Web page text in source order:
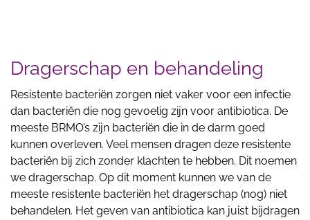
Dragerschap en behandeling
Resistente bacteriën zorgen niet vaker voor een infectie
dan bacteriën die nog gevoelig zijn voor antibiotica. De
meeste BRMO’s zijn bacteriën die in de darm goed
kunnen overleven. Veel mensen dragen deze resistente
bacteriën bij zich zonder klachten te hebben. Dit noemen
we dragerschap. Op dit moment kunnen we van de
meeste resistente bacteriën het dragerschap (nog) niet
behandelen. Het geven van antibiotica kan juist bijdragen